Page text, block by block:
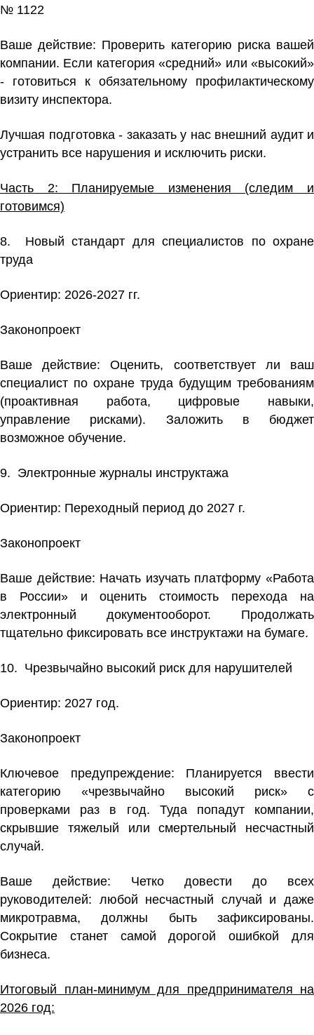
№ 1122
Ваше действие: Проверить категорию риска вашей
компании. Если категория «средний» или «высокий»
- готовиться к обязательному профилактическому
визиту инспектора.
Лучшая подготовка - заказать у нас внешний аудит и
устранить все нарушения и исключить риски.
Часть 2: Планируемые изменения (следим и
готовимся)
8. Новый стандарт для специалистов по охране
труда
Ориентир: 2026-2027 гг.
Законопроект
Ваше действие:Оценить, соответствует ли ваш
специалист по охране труда будущим требованиям
(проактивная работа, цифровые навыки,
управление рисками). Заложить в бюджет
возможное обучение.
9. Электронные журналы инструктажа
Ориентир: Переходный период до 2027 г.
Законопроект
Ваше действие: Начать изучать платформу «Работа
в России» и оценить стоимость перехода на
электронный документооборот. Продолжать
тщательно фиксировать все инструктажи на бумаге.
10. Чрезвычайно высокий риск для нарушителей
Ориентир: 2027 год.
Законопроект
Ключевое предупреждение: Планируется ввести
категорию «чрезвычайно высокий риск» с
проверками раз в год. Туда попадут компании,
скрывшие тяжелый или смертельный несчастный
случай.
Ваше действие: Четко довести до всех
руководителей: любой несчастный случай и даже
микротравма, должны быть зафиксированы.
Сокрытие станет самой дорогой ошибкой для
бизнеса.
Итоговый план-минимум для предпринимателя на
2026 год: